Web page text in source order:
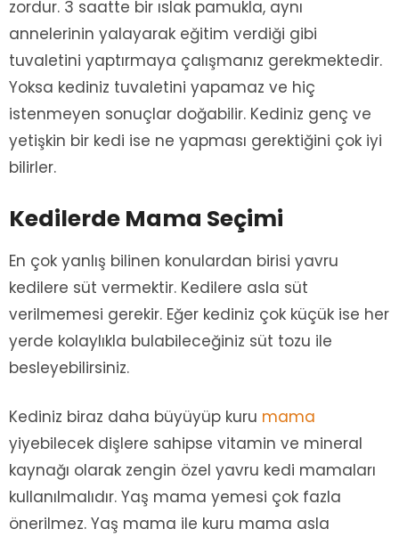
zordur. 3 saatte bir ıslak pamukla, aynı
annelerinin yalayarak eğitim verdiği gibi
tuvaletini yaptırmaya çalışmanız gerekmektedir.
Yoksa kediniz tuvaletini yapamaz ve hiç
istenmeyen sonuçlar doğabilir. Kediniz genç ve
yetişkin bir kedi ise ne yapması gerektiğini çok iyi
bilirler.
Kedilerde Mama Seçimi
En çok yanlış bilinen konulardan birisi yavru
kedilere süt vermektir. Kedilere asla süt
verilmemesi gerekir. Eğer kediniz çok küçük ise her
yerde kolaylıkla bulabileceğiniz süt tozu ile
besleyebilirsiniz.
Kediniz biraz daha büyüyüp kuru mama
yiyebilecek dişlere sahipse vitamin ve mineral
kaynağı olarak zengin özel yavru kedi mamaları
kullanılmalıdır. Yaş mama yemesi çok fazla
önerilmez. Yaş mama ile kuru mama asla